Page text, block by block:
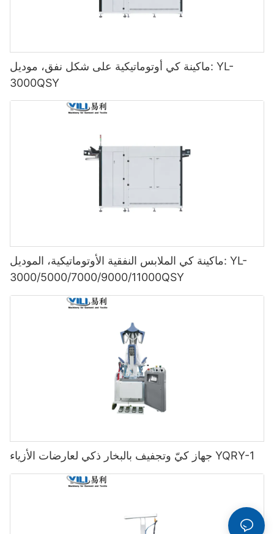
ماكينة كي أوتوماتيكية على شكل نفق، موديل: YL-
3000QSY
ماكينة كي الملابس النفقية الأوتوماتيكية، الموديل: YL-
3000/5000/7000/9000/11000QSY
جهاز كيّ وتجفيف بالبخار ذكي لعارضات الأزياء YQRY-1